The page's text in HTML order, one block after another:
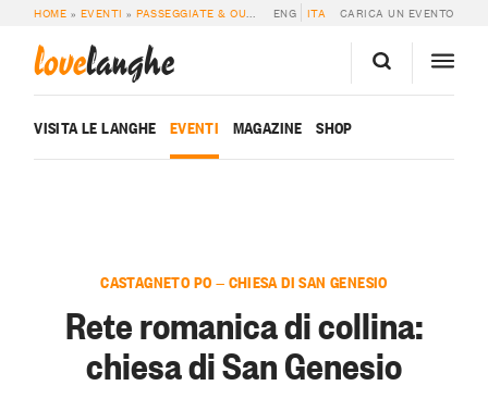
HOME » EVENTI »PASSEGGIATE & OUTDOOR » RETE ROMANICA DI COLLINA:
ENG ITA CARICA UN EVENTO
lovelanghe
VISITA LE LANGHE EVENTI MAGAZINE SHOP
CASTAGNETO PO — CHIESA DI SAN GENESIO
Rete romanica di collina:
chiesa di San Genesio